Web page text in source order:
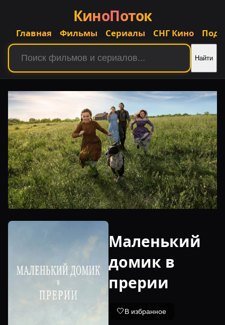
КиноПоток
Главная Фильмы Сериалы СНГ Кино
Найти
Маленький
домик в
прерии
🤍В избранное